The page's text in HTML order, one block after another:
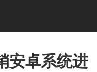
安卓系统进